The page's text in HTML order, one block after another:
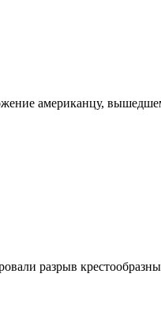
американцу,
разрыв